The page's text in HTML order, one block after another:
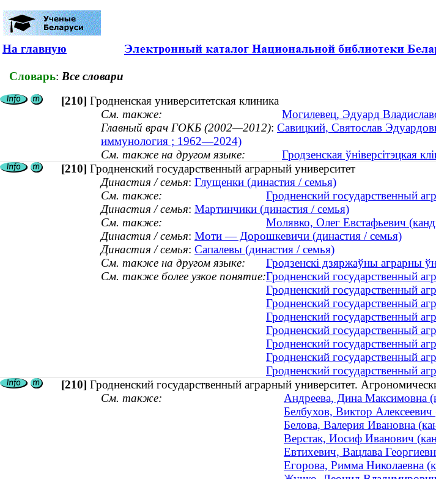
На главную
Словарь: Все словари
[210] Гродненская университетская клиника
См. также:
Могилевец, Эдуард
Главный врач ГОКБ (2002—2012): Савицкий, Святослав
иммунология ; 1962—2024)
См. также на другом языке:
Гродзенская ўніверсітэцкая
[210] Гродненский государственный аграрный университет
Династия / семья: Глущенки (династия / семья)
См. также:
Гродненский государственный
Династия / семья: Мартинчики (династия / семья)
См. также:
Молявко, Олег Евстафьевич
Династия / семья: Моти — Дорошкевичи (династия / семья)
Династия / семья: Сапалевы (династия / семья)
См. также на другом языке:
Гродзенскі дзяржаўны аграрны
См. также более узкое понятие:Гродненский государственный
Гродненский государственный
Гродненский государственный
Гродненский государственный
Гродненский государственный
Гродненский государственный
Гродненский государственный
Гродненский государственный
[210] Гродненский государственный аграрный университет.
См. также:
Андреева, Дина Максимовна
Белбухов, Виктор Алексеевич
Белова, Валерия Ивановна
Верстак, Иосиф Иванович
Евтихевич, Вацлава
Егорова, Римма Николаевна